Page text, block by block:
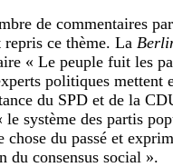
de commentaires
repris ce thème. La
« Le peuple fuit les
politiques mettent
du SPD et de la
le système des partis
chose du passé et
du consensus social ».